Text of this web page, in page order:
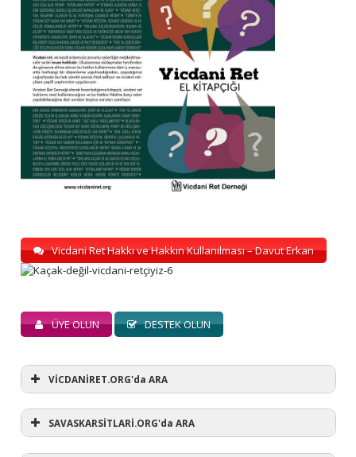
Vicdani Ret Hakkı ve Hakkın Kullanılması – Davut Erkan
ÜYE OLUN DESTEK OLUN
VİCDANİRET.ORG'da ARA
SAVASKARSİTLARİ.ORG'da ARA